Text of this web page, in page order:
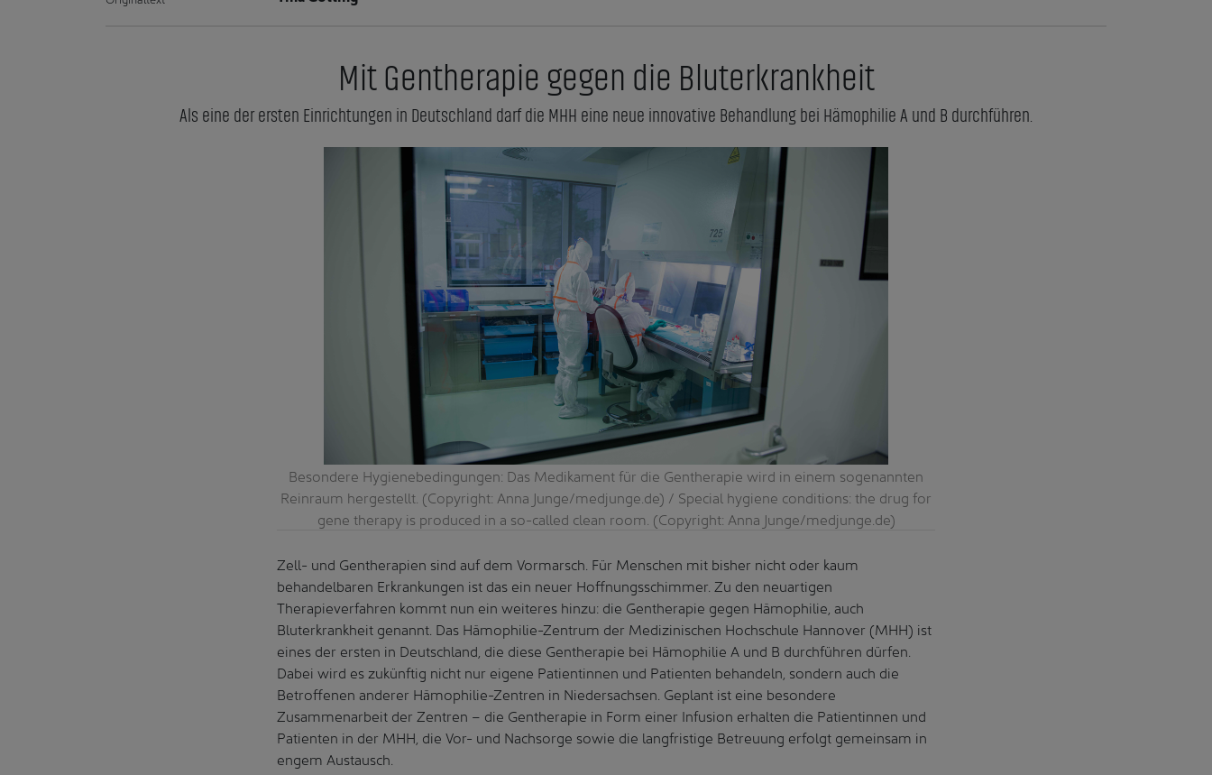
Mit Gentherapie gegen die Bluterkrankheit
Als eine der ersten Einrichtungen in Deutschland darf die MHH eine neue innovative Behandlung bei Hämophilie A und B durchführen.
Besondere Hygienebedingungen: Das Medikament für die Gentherapie wird in einem sogenannten
Reinraum hergestellt. (Copyright: Anna Junge/medjunge.de) / Special hygiene conditions: the drug for
gene therapy is produced in a so-called clean room. (Copyright: Anna Junge/medjunge.de)
Zell- und Gentherapien sind auf dem Vormarsch. Für Menschen mit bisher nicht oder kaum
behandelbaren Erkrankungen ist das ein neuer Hoffnungsschimmer. Zu den neuartigen
Therapieverfahren kommt nun ein weiteres hinzu: die Gentherapie gegen Hämophilie, auch
Bluterkrankheit genannt. Das Hämophilie-Zentrum der Medizinischen Hochschule Hannover (MHH) ist
eines der ersten in Deutschland, die diese Gentherapie bei Hämophilie A und B durchführen dürfen.
Dabei wird es zukünftig nicht nur eigene Patientinnen und Patienten behandeln, sondern auch die
Betroffenen anderer Hämophilie-Zentren in Niedersachsen. Geplant ist eine besondere
Zusammenarbeit der Zentren – die Gentherapie in Form einer Infusion erhalten die Patientinnen und
Patienten in der MHH, die Vor- und Nachsorge sowie die langfristige Betreuung erfolgt gemeinsam in
engem Austausch.